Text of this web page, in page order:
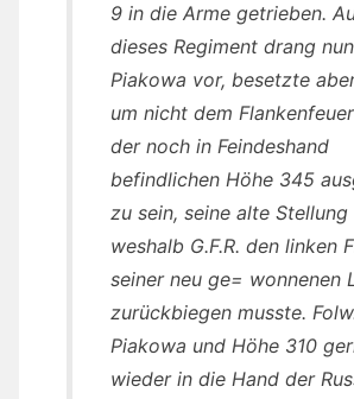
9 in die Arme getrieben.
dieses Regiment drang
Piakowa vor, besetzte
um nicht dem
der noch in Feindeshand
befindlichen Höhe 345
zu sein, seine alte Stellung
weshalb G.F.R. den linken
seiner neu ge= wonnenen
zurückbiegen musste.
Piakowa und Höhe 310
wieder in die Hand der